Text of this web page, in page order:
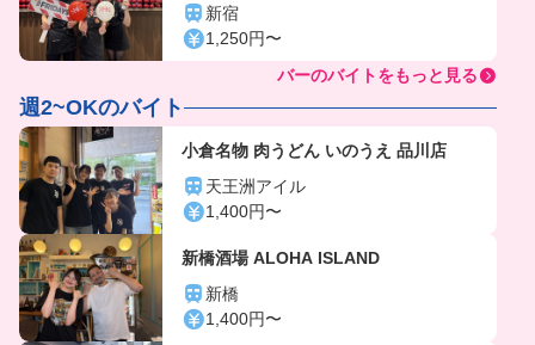
新宿
1,250円〜
バーのバイトをもっと見る
週2~OKのバイト
小倉名物 肉うどん いのうえ 品川店
天王洲アイル
1,400円〜
新橋酒場 ALOHA ISLAND
新橋
1,400円〜